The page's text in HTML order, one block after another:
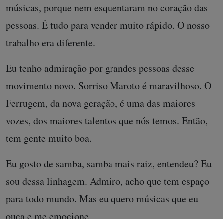
músicas, porque nem esquentaram no coração das
pessoas. É tudo para vender muito rápido. O nosso
trabalho era diferente.
Eu tenho admiração por grandes pessoas desse
movimento novo. Sorriso Maroto é maravilhoso. O
Ferrugem, da nova geração, é uma das maiores
vozes, dos maiores talentos que nós temos. Então,
tem gente muito boa.
Eu gosto de samba, samba mais raiz, entendeu? Eu
sou dessa linhagem. Admiro, acho que tem espaço
para todo mundo. Mas eu quero músicas que eu
ouça e me emocione.